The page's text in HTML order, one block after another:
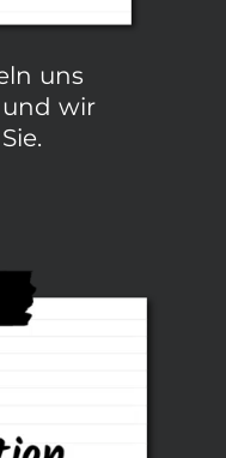
uns
und wir